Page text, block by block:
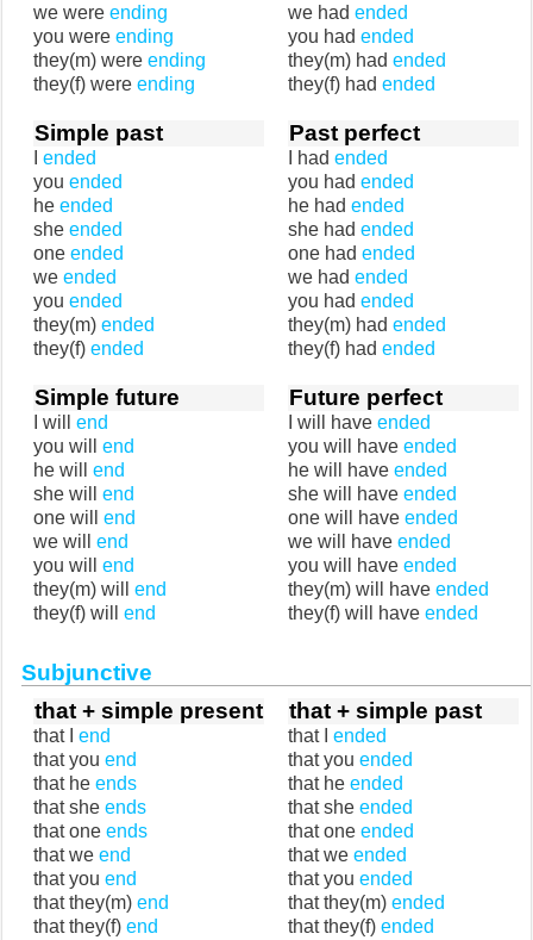
we were ending
you were ending
they(m) were ending
they(f) were ending
we had ended
you had ended
they(m) had ended
they(f) had ended
Simple past
ended
you ended
he ended
she ended
one ended
we ended
you ended
they(m) ended
they(f) ended
Past perfect
I had ended
you had ended
he had ended
she had ended
one had ended
we had ended
you had ended
they(m) had ended
they(f) had ended
Simple future
I will end
you will end
he will end
she will end
one will end
we will end
you will end
they(m) will end
they(f) will end
Future perfect
I will have ended
you will have ended
he will have ended
she will have ended
one will have ended
we will have ended
you will have ended
they(m) will have ended
they(f) will have ended
Subjunctive
that + simple present
that I end
that you end
that he ends
that she ends
that one ends
that we end
that you end
that they(m) end
that they(f) end
that + simple past
that I ended
that you ended
that he ended
that she ended
that one ended
that we ended
that you ended
that they(m) ended
that they(f) ended